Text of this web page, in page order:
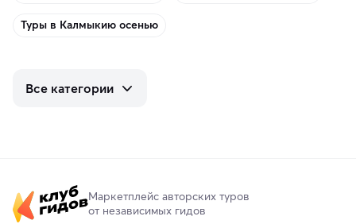
Туры в Калмыкию осенью
Все категории
Маркетплейс авторских туров
от независимых гидов